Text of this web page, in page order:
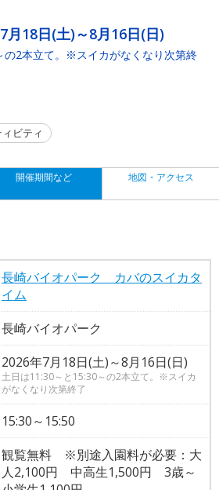
月18日(土)～8月16日(日)
の2本立て。※スイカがなくなり次第終
ビティ
開催期間など 地図・アクセス
長崎バイオパーク カバのスイカタ
イム
長崎バイオパーク
2026年7月18日(土)～8月16日(日)
土日は11:30～と15:30～の2本立て。※スイカ
がなくなり次第終了
15:30～15:50
観覧無料 ※別途入園料が必要：大
人2,100円 中高生1,500円 3歳～